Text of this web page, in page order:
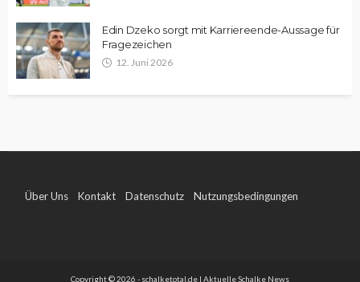
Edin Dzeko sorgt mit Karriereende-Aussage für
Fragezeichen
12. Juni 2026
Über Uns Kontakt Datenschutz Nutzungsbedingungen
Copyright © 2026 - schalketotal.de | Aktuelle Schalke News